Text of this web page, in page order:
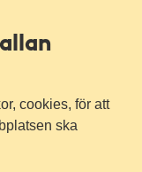
cookies, för att
ska